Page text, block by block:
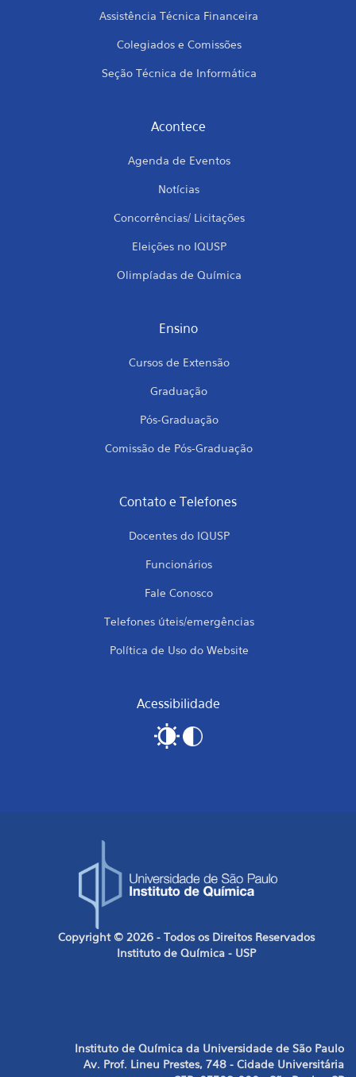
Assistência Técnica Financeira
Colegiados e Comissões
Seção Técnica de Informática
Acontece
Agenda de Eventos
Notícias
Concorrências/ Licitações
Eleições no IQUSP
Olimpíadas de Química
Ensino
Cursos de Extensão
Graduação
Pós-Graduação
Comissão de Pós-Graduação
Contato e Telefones
Docentes do IQUSP
Funcionários
Fale Conosco
Telefones úteis/emergências
Política de Uso do Website
Acessibilidade
Copyright © 2026 - Todos os Direitos Reservados
Instituto de Química - USP
Instituto de Química da Universidade de São Paulo
Av. Prof. Lineu Prestes, 748 - Cidade Universitária